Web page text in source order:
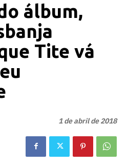
álbum,
Tite vá
1 de abril de 2018